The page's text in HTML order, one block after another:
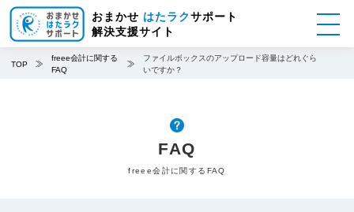
メ
ン
おまかせ はたラクサポート
解決支援サイト
TOP
freee会計に関する
FAQ
ファイルボックスのアップロード容量はどれぐら
いですか？
FAQ
freee会計に関するFAQ